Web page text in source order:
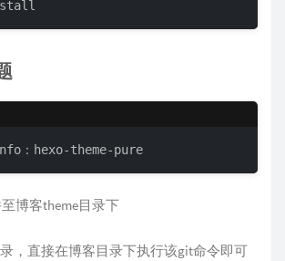
：hexo-theme-pure
博客theme目录下
，直接在博客目录下执行该git命令即可